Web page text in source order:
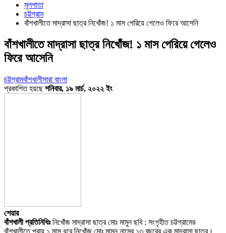
মূলপাতা
চট্টগ্রাম
বাঁশখালীতে মাদ্রাসা ছাত্র নিখোঁজ! ১ মাস পেরিয়ে গেলেও ফিরে আসেনি
বাঁশখালীতে মাদ্রাসা ছাত্র নিখোঁজ! ১ মাস পেরিয়ে গেলেও
ফিরে আসেনি
চট্টগ্রামবাঁশখালীসারা বাংলা
প্রকাশিত হয়ছেশনিবার, ১৯ মার্চ, ২০২২ ইং
শেয়ার
বাঁশখালী প্রতিনিধিঃনিখোঁজ মাদ্রাসা ছাত্র মোঃ মামুন ছবি : সংগৃহীত চট্টগ্রামের
বাঁশখালীতে প্রায় ১ মাস ধরে নিখোঁজ মোঃ মামুন নামের ১৩ বছরের এক মাদ্রাসা ছাত্র।